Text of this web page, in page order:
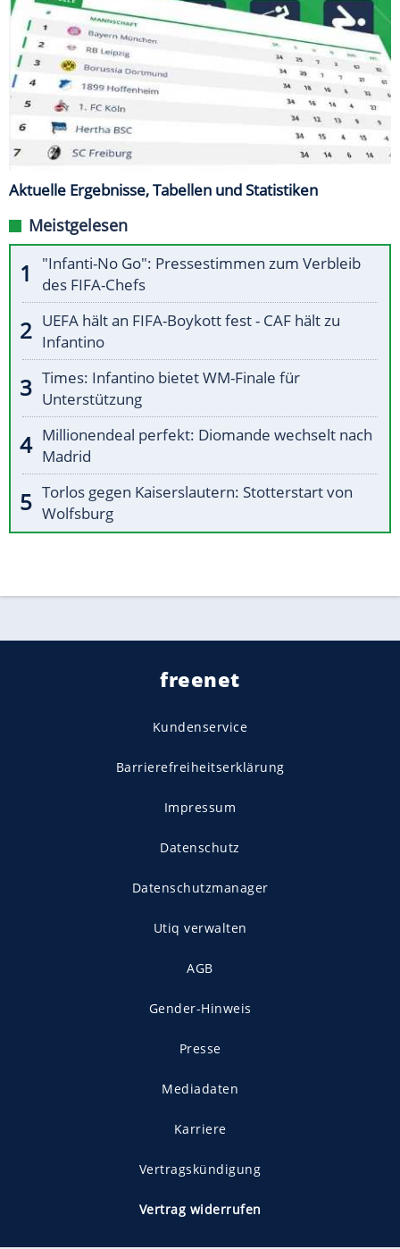
Aktuelle Ergebnisse, Tabellen und Statistiken
Meistgelesen
"Infanti-No Go": Pressestimmen zum Verbleib
des FIFA-Chefs
UEFA hält an FIFA-Boykott fest - CAF hält zu
Infantino
Times: Infantino bietet WM-Finale für
Unterstützung
Millionendeal perfekt: Diomande wechselt nach
Madrid
Torlos gegen Kaiserslautern: Stotterstart von
Wolfsburg
freenet
Kundenservice
Barrierefreiheitserklärung
Impressum
Datenschutz
Datenschutzmanager
Utiq verwalten
AGB
Gender-Hinweis
Presse
Mediadaten
Karriere
Vertragskündigung
Vertrag widerrufen